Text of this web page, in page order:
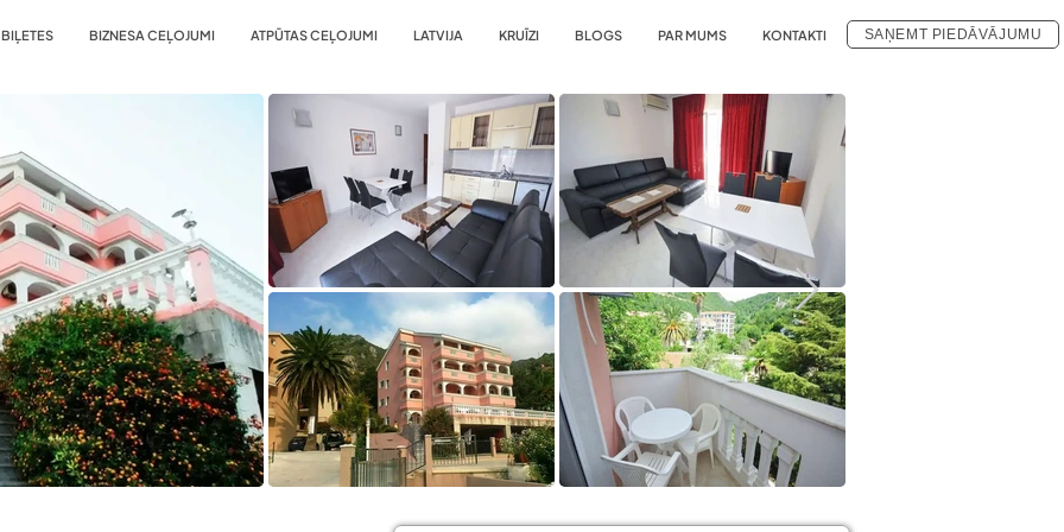
BIZNESA CEĻOJUMI ATPŪTAS CEĻOJUMI LATVIJA KRUĪZI BLOGS PAR MUMS KONTAKTI SAŅEMT PIEDĀVĀJUMU